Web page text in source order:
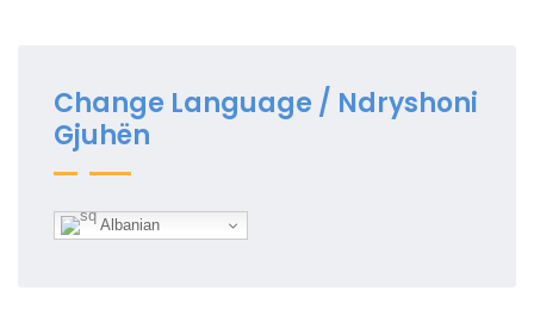
Change Language / Ndryshoni
Gjuhën
Albanian